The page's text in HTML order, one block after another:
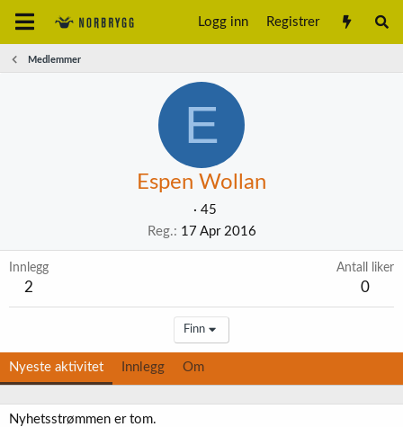
Logg inn Registrer
Medlemmer
E
Espen Wollan
· 45
Reg.
17 Apr 2016
Innlegg
2
Antall liker
0
Finn
Nyeste aktivitet Innlegg Om
Nyhetsstrømmen er tom.